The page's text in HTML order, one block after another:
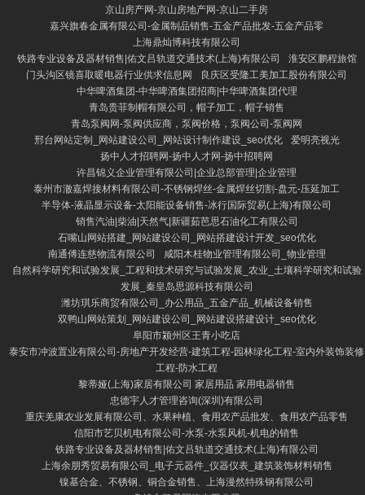
京山房产网-京山房地产网-京山二手房
嘉兴旗春金属有限公司-金属制品销售-五金产品批发-五金产品零
上海鼎灿博科技有限公司
铁路专业设备及器材销售|佑文吕轨道交通技术(上海)有限公司
淮安区鹏程旅馆
门头沟区镜喜取暖电器行业供求信息网
良庆区受隆工美加工股份有限公司
中华啤酒集团-中华啤酒集团招商|中华啤酒集团代理
青岛贵菲制帽有限公司，帽子加工，帽子销售
青岛泵阀网-泵阀供应商，泵阀价格，泵阀公司-泵阀网
邢台网站定制_网站建设公司_网站设计制作建设_seo优化
爱明亮视光
扬中人才招聘网-扬中人才网-扬中招聘网
许昌锦义企业管理有限公司|企业总部管理|企业管理
泰州市澈嘉焊接材料有限公司-不锈钢焊丝-金属焊丝切割-盘元-压延加工
半导体-液晶显示设备-太阳能设备销售-冰行国际贸易(上海)有限公司
销售汽油|柴油|天然气|新疆茹芭思石油化工有限公司
石嘴山网站搭建_网站建设公司_网站搭建设计开发_seo优化
南通傅连慈物流有限公司
咸阳木桂物业管理有限公司_物业管理
自然科学研究和试验发展_工程和技术研究与试验发展_农业_土壤科学研究和试验
发展_秦皇岛思源科技有限公司
潍坊琪乐商贸有限公司_办公用品_五金产品_机械设备销售
双鸭山网站策划_网站建设公司_网站建设搭建设计_seo优化
阜阳市颍州区王青小吃店
泰安市冲波置业有限公司-房地产开发经营-建筑工程-园林绿化工程-室内外装饰装修
工程-防水工程
黎蒂娅(上海)家居有限公司 家居用品 家用电器销售
忠德宇人才管理咨询(深圳)有限公司
重庆羌康农业发展有限公司、水果种植、食用农产品批发、食用农产品零售
信阳市艺贝机电有限公司-水泵-水泵风机-机电的销售
铁路专业设备及器材销售|佑文吕轨道交通技术(上海)有限公司
上海余朋秀贸易有限公司_电子元器件_仪器仪表_建筑装饰材料销售
镍基合金、不锈钢、铜合金销售、上海漫然特殊钢有限公司